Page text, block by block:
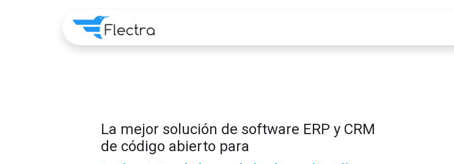
La mejor solución de software ERP y CRM
de código abierto para